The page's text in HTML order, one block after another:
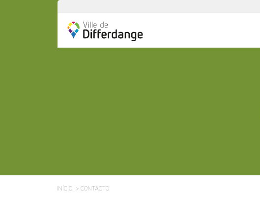
INÍCIO CONTACTO